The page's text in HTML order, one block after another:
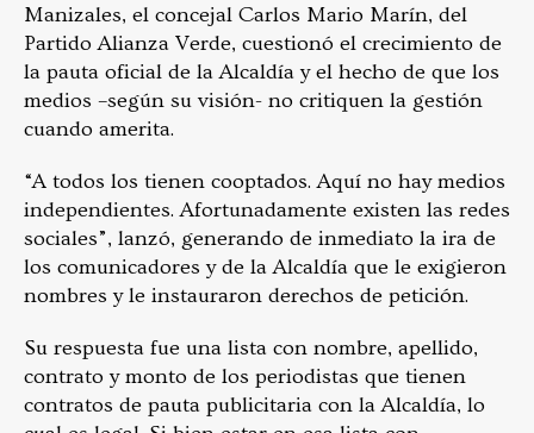
Manizales, el concejal Carlos Mario Marín, del
Partido Alianza Verde, cuestionó el crecimiento de
la pauta oficial de la Alcaldía y el hecho de que los
medios –según su visión- no critiquen la gestión
cuando amerita.
“A todos los tienen cooptados. Aquí no hay medios
independientes. Afortunadamente existen las redes
sociales”, lanzó, generando de inmediato la ira de
los comunicadores y de la Alcaldía que le exigieron
nombres y le instauraron derechos de petición.
Su respuesta fue una lista con nombre, apellido,
contrato y monto de los periodistas que tienen
contratos de pauta publicitaria con la Alcaldía, lo